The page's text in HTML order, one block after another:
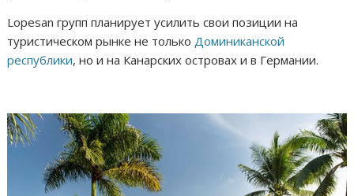
Lopesan групп планирует усилить свои позиции на
туристическом рынке не толькоДоминиканской
республики, но и на Канарских островах и в Германии.